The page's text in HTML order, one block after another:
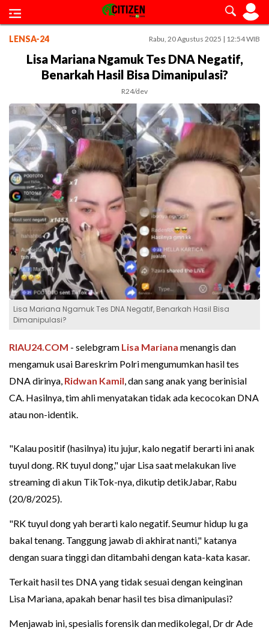
LENSA-24 Rabu, 20 Agustus 2025 | 12:54 WIB
Lisa Mariana Ngamuk Tes DNA Negatif,
Benarkah Hasil Bisa Dimanipulasi?
R24/dev
Lisa Mariana Ngamuk Tes DNA Negatif, Benarkah Hasil Bisa
Dimanipulasi?
RIAU24.COM - selebgram Lisa Mariana menangis dan
mengamuk usai Bareskrim Polri mengumumkan hasil tes
DNA dirinya, Ridwan Kamil, dan sang anak yang berinisial
CA. Hasilnya, tim ahli menyatakan tidak ada kecocokan DNA
atau non-identik.
"Kalau positif (hasilnya) itu jujur, kalo negatif berarti ini anak
tuyul dong. RK tuyul dong," ujar Lisa saat melakukan live
streaming di akun TikTok-nya, dikutip detikJabar, Rabu
(20/8/2025).
"RK tuyul dong yah berarti kalo negatif. Seumur hidup lu ga
bakal tenang. Tanggung jawab di akhirat nanti," katanya
dengan suara tinggi dan ditambahi dengan kata-kata kasar.
Terkait hasil tes DNA yang tidak sesuai dengan keinginan
Lisa Mariana, apakah benar hasil tes bisa dimanipulasi?
Menjawab ini, spesialis forensik dan medikolegal, Dr dr Ade